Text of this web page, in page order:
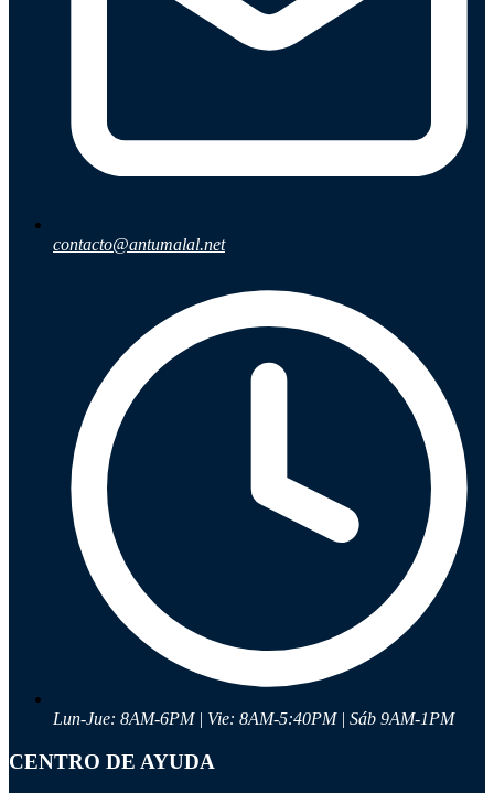
Inicio
Sobre nosotros
Talleres
Sucursales
Seguimiento de pedidos
¿Quieres trabajar en Antumalal?
contacto@antumalal.net
Lun-Jue: 8AM-6PM | Vie: 8AM-5:40PM | Sáb 9AM-1PM
CENTRO DE AYUDA